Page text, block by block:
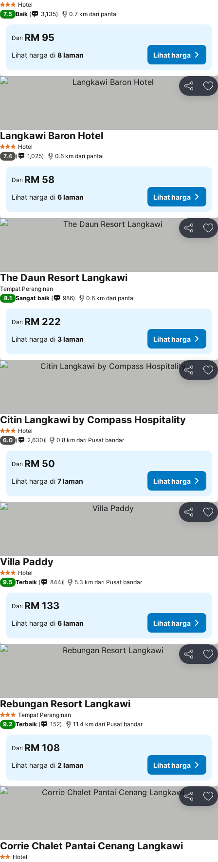
3 BintangHotel
7.5 Baik 3,135 0.7 km dari pantai
Dari RM 95
Lihat harga di 8 laman Lihat harga
Kongsi
3 BintangHotel
Langkawi Baron Hotel
7.4 1,025 0.6 km dari pantai
Dari RM 58
Lihat harga di 6 laman Lihat harga
Kongsi
Tempat Peranginan
The Daun Resort Langkawi
8.1 Sangat baik 986 0.6 km dari pantai
Dari RM 222
Lihat harga di 3 laman Lihat harga
Kongsi
3 BintangHotel
Citin Langkawi by Compass Hospitality
6.0 2,630 0.8 km dari Pusat bandar
Dari RM 50
Lihat harga di 7 laman Lihat harga
Kongsi
3 BintangHotel
Villa Paddy
9.5 Terbaik 844 5.3 km dari Pusat bandar
Dari RM 133
Lihat harga di 6 laman Lihat harga
Kongsi
3 BintangTempat Peranginan
Rebungan Resort Langkawi
9.2 Terbaik 152 11.4 km dari Pusat bandar
Dari RM 108
Lihat harga di 2 laman Lihat harga
Kongsi
2 Bintang
Hotel
Corrie Chalet Pantai Cenang Langkawi